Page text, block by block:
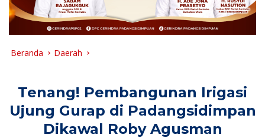
Beranda Daerah
Tenang! Pembangunan Irigasi
Ujung Gurap di Padangsidimpan
Dikawal Roby Agusman